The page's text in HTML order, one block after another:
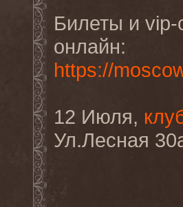
Билеты и vip-
онлайн:
https://
12 Июля,
Ул.Лесная